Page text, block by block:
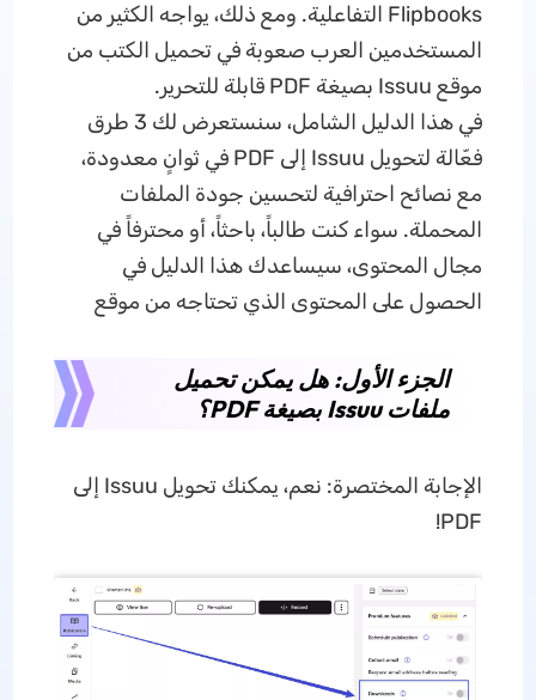
Flipbooks التفاعلية. ومع ذلك، يواجه الكثير من
المستخدمين العرب صعوبة في تحميل الكتب من
موقع Issuu بصيغة PDF قابلة للتحرير.
في هذا الدليل الشامل، سنستعرض لك 3 طرق
فعّالة لتحويل Issuu إلى PDF في ثوانٍ معدودة،
مع نصائح احترافية لتحسين جودة الملفات
المحملة. سواء كنت طالباً، باحثاً، أو محترفاً في
مجال المحتوى، سيساعدك هذا الدليل في
الحصول على المحتوى الذي تحتاجه من موقع
الجزء الأول: هل يمكن تحميل
ملفات Issuu بصيغة PDF؟
الإجابة المختصرة: نعم، يمكنك تحويل Issuu إلى
PDF!